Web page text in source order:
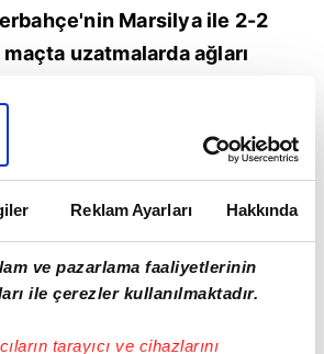
Reklam Ayarları Hakkında
ve pazarlama faaliyetlerinin
ile çerezler kullanılmaktadır.
tarayıcı ve cihazlarını
Marsilya ile 2-2
maçta uzatmalarda ağları
O karşılaşma ayrıca
formasıyla Kadıköy'de son
olmuştu.